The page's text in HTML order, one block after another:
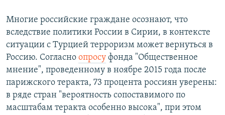
Многие российские граждане осознают, что
вследствие политики России в Сирии, в контексте
ситуации с Турцией терроризм может вернуться в
Россию. Согласно опросу фонда "Общественное
мнение", проведенному в ноябре 2015 года после
парижского теракта, 73 процента россиян уверены:
в ряде стран "вероятность сопоставимого по
масштабам теракта особенно высока", при этом